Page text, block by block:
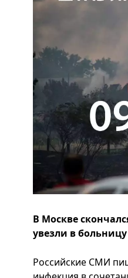
В Москве
увезли в
Российские СМИ